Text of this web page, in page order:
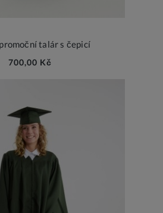
talár s čepicí
700,00 Kč